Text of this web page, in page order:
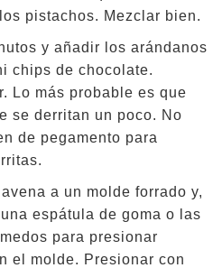
pistachos. Mezclar bien.
y añadir los arándanos
chips de chocolate.
Lo más probable es que
se derritan un poco. No
de pegamento para
a un molde forrado y,
espátula de goma o las
para presionar
el molde. Presionar con